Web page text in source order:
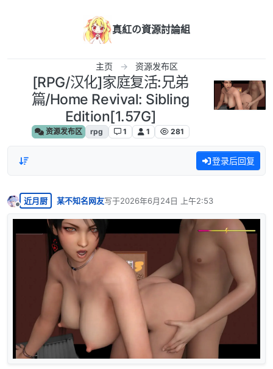
真紅の資源討論組
主页 资源发布区
[RPG/汉化]家庭复活:兄弟
篇/Home Revival: Sibling
Edition[1.57G]
资源发布区 rpg 1 1 281
登录后回复
离线
近月厨 某不知名网友写于2026年6月24日 上午2:53
最后由 编辑